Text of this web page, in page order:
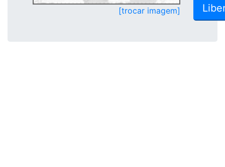
[trocar imagem]